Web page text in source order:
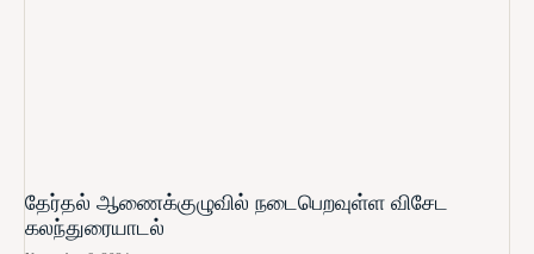
தேர்தல் ஆணைக்குழுவில் நடைபெறவுள்ள விசேட
கலந்துரையாடல்